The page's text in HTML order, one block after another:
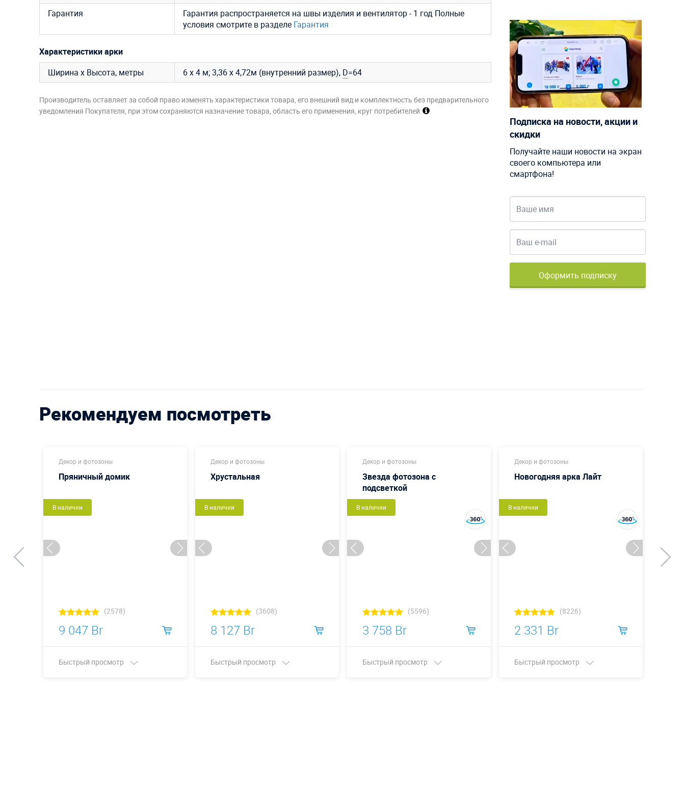
Гарантия
Гарантия распространяется на швы изделия и вентилятор - 1 год Полные
условия смотрите в разделе Гарантия
Характеристики арки
Ширина х Высота, метры
6 х 4 м; 3,36 x 4,72м (внутренний размер), D=64
Производитель оставляет за собой право изменять характеристики товара, его внешний вид и комплектность без предварительного
уведомления Покупателя, при этом сохраняются назначение товара, область его применения, круг потребителей
Подписка на новости, акции и
скидки
Получайте наши новости на экран
своего компьютера или
смартфона!
Оформить подписку
Рекомендуем посмотреть
Декор и фотозоны
Пряничный домик
В наличии
(2578)
9 047 Br
Быстрый просмотр
Декор и фотозоны
Хрустальная
В наличии
(3608)
8 127 Br
Быстрый просмотр
Декор и фотозоны
Звезда фотозона с
подсветкой
В наличии
(5596)
3 758 Br
Быстрый просмотр
Декор и фотозоны
Новогодняя арка Лайт
В наличии
(8226)
2 331 Br
Быстрый просмотр